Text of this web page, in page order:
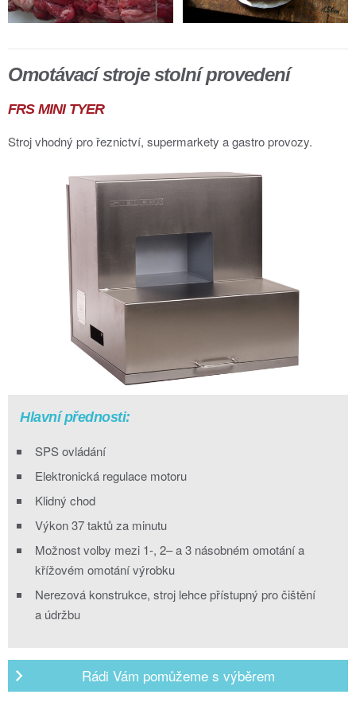
Omotávací stroje stolní provedení
FRS MINI TYER
Stroj vhodný pro řeznictví, supermarkety a gastro provozy.
Hlavní přednosti:
SPS ovládání
Elektronická regulace motoru
Klidný chod
Výkon 37 taktů za minutu
Možnost volby mezi 1-, 2– a 3 násobném omotání a
křížovém omotání výrobku
Nerezová konstrukce, stroj lehce přístupný pro čištění
a údržbu
Rádi Vám pomůžeme s výběrem